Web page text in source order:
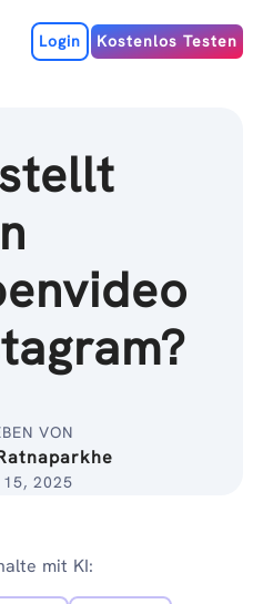
Login Kostenlos Testen
VON
2025
mit KI: